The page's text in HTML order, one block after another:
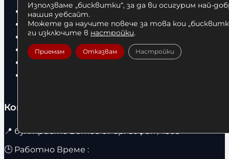
Дрехи
Детски дрехи
Суичъри
Фитнес оборудване и аксесоари
Бягащи пътеки
Контакти
📍 бул. Христо Ботев 67 гр. София / 1303
🕒 Работно Време :
Използваме „бисквитки“, за да ви осигурим най-
нашия уебсайт.
Можете да научите повече за това кои
ги изключите в настройки.
Приемам Отказвам Настройки